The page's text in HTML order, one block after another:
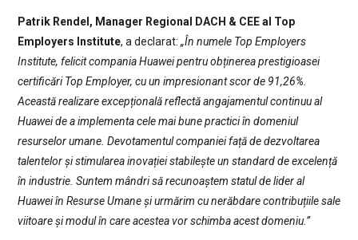
Patrik Rendel, Manager Regional DACH & CEE al Top
Employers Institute, a declarat: „În numele Top Employers
Institute, felicit compania Huawei pentru obținerea prestigioasei
certificări Top Employer, cu un impresionant scor de 91,26%.
Această realizare excepțională reflectă angajamentul continuu al
Huawei de a implementa cele mai bune practici în domeniul
resurselor umane. Devotamentul companiei față de dezvoltarea
talentelor și stimularea inovației stabilește un standard de excelență
în industrie. Suntem mândri să recunoaștem statul de lider al
Huawei în Resurse Umane și urmărim cu nerăbdare contribuțiile sale
viitoare și modul în care acestea vor schimba acest domeniu.”